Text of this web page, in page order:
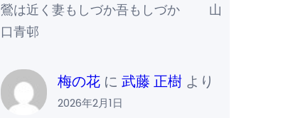
鶯は近く妻もしづか吾もしづか 山
口青邨
梅の花に 武藤 正樹より
2026年2月1日